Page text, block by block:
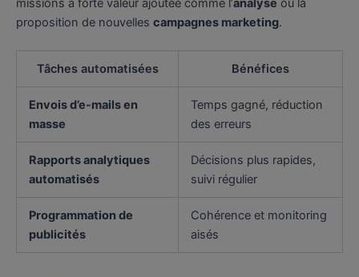
missions à forte valeur ajoutée comme l’analyse ou la
proposition de nouvelles campagnes marketing.
Tâches automatisées Bénéfices
Envois d’e-mails en
masse
Temps gagné, réduction
des erreurs
Rapports analytiques
automatisés
Décisions plus rapides,
suivi régulier
Programmation de
publicités
Cohérence et monitoring
aisés